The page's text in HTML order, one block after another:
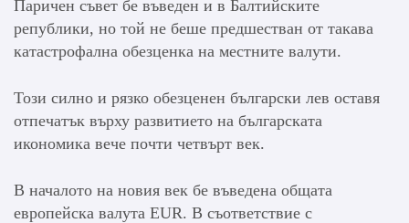
Паричен съвет бе въведен и в Балтийските
републики, но той не беше предшестван от такава
катастрофална обезценка на местните валути.
Този силно и рязко обезценен български лев оставя
отпечатък върху развитието на българската
икономика вече почти четвърт век.
В началото на новия век бе въведена общата
европейска валута EUR. В съответствие с